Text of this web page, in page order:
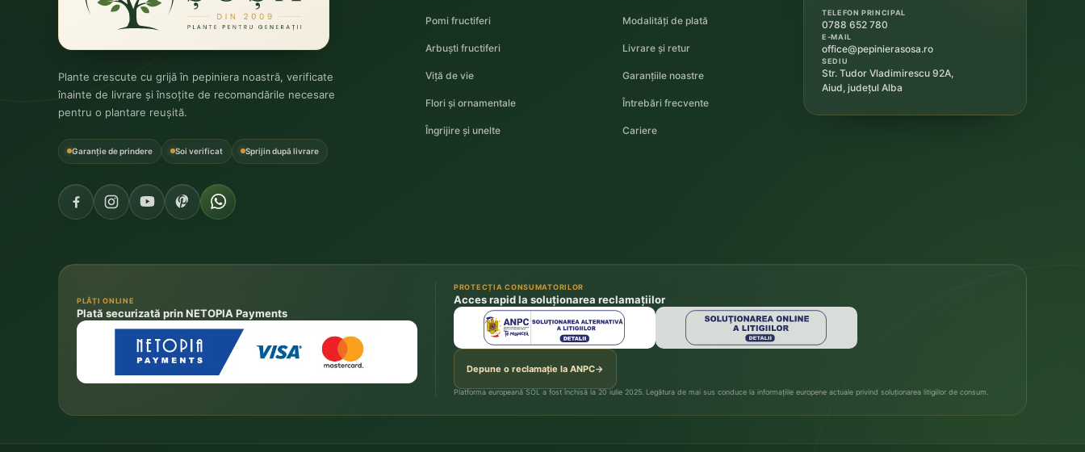
Plante crescute cu grijă în pepiniera noastră, verificate
înainte de livrare și însoțite de recomandările necesare
pentru o plantare reușită.
Garanție de prindere Soi verificat Sprijin după livrare
Pomi fructiferi
Arbuști fructiferi
Viță de vie
Flori și ornamentale
Îngrijire și unelte
Modalități de plată
Livrare și retur
Garanțiile noastre
Întrebări frecvente
Cariere
TELEFON PRINCIPAL
0788 652 780
E-MAIL
office@pepinierasosa.ro
SEDIU
Str. Tudor Vladimirescu 92A,
Aiud, județul Alba
PLĂȚI ONLINE
Plată securizată prin NETOPIA Payments
PROTECȚIA CONSUMATORILOR
Acces rapid la soluționarea reclamațiilor
Depune o reclamație la ANPC→
Platforma europeană SOL a fost închisă la 20 iulie 2025. Legătura de mai sus conduce la informațiile europene actuale privind soluționarea litigiilor de consum.